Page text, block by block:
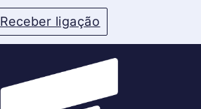
Receber ligação